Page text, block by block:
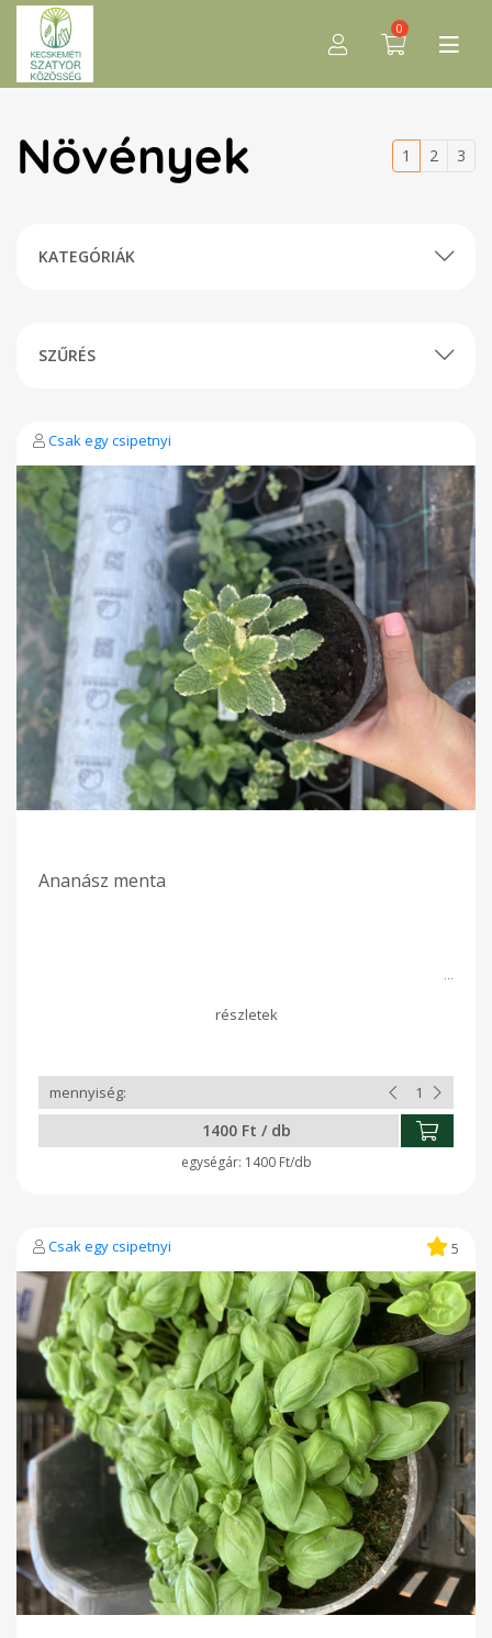
0
Növények 1 2 3
KATEGÓRIÁK
SZŰRÉS
Csak egy csipetnyi
Ananász menta
1400 Ft / db
1400 Ft/db
Csak egy csipetnyi 5